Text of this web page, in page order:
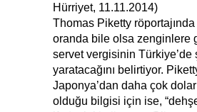
Hürriyet, 11.11.2014)
Thomas Piketty
oranda bile olsa zenginlere
servet vergisinin Türkiye’de
yaratacağını belirtiyor.
Japonya’dan daha çok
olduğu bilgisi için ise,